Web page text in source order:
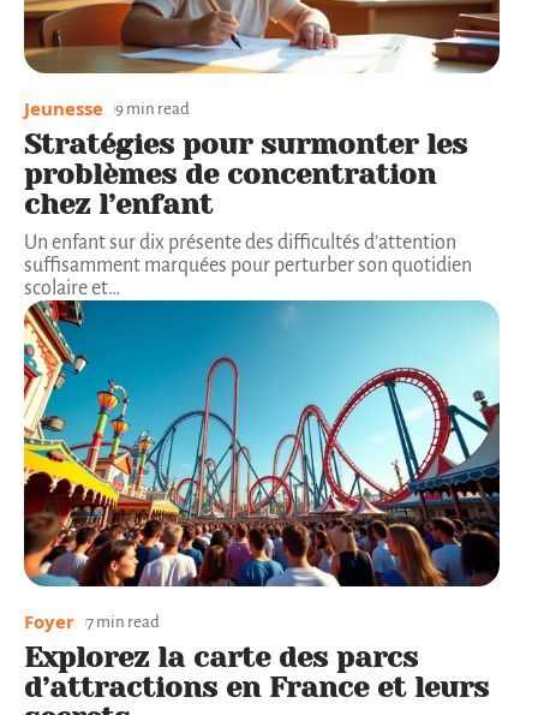
Jeunesse 9 min read
Stratégies pour surmonter les
problèmes de concentration
chez l’enfant
Un enfant sur dix présente des difficultés d’attention
suffisamment marquées pour perturber son quotidien
scolaire et…
Foyer 7 min read
Explorez la carte des parcs
d’attractions en France et leurs